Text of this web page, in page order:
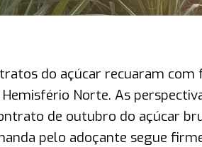
do açúcar recuaram
Norte. As
de outubro do açúcar
pelo adoçante segue